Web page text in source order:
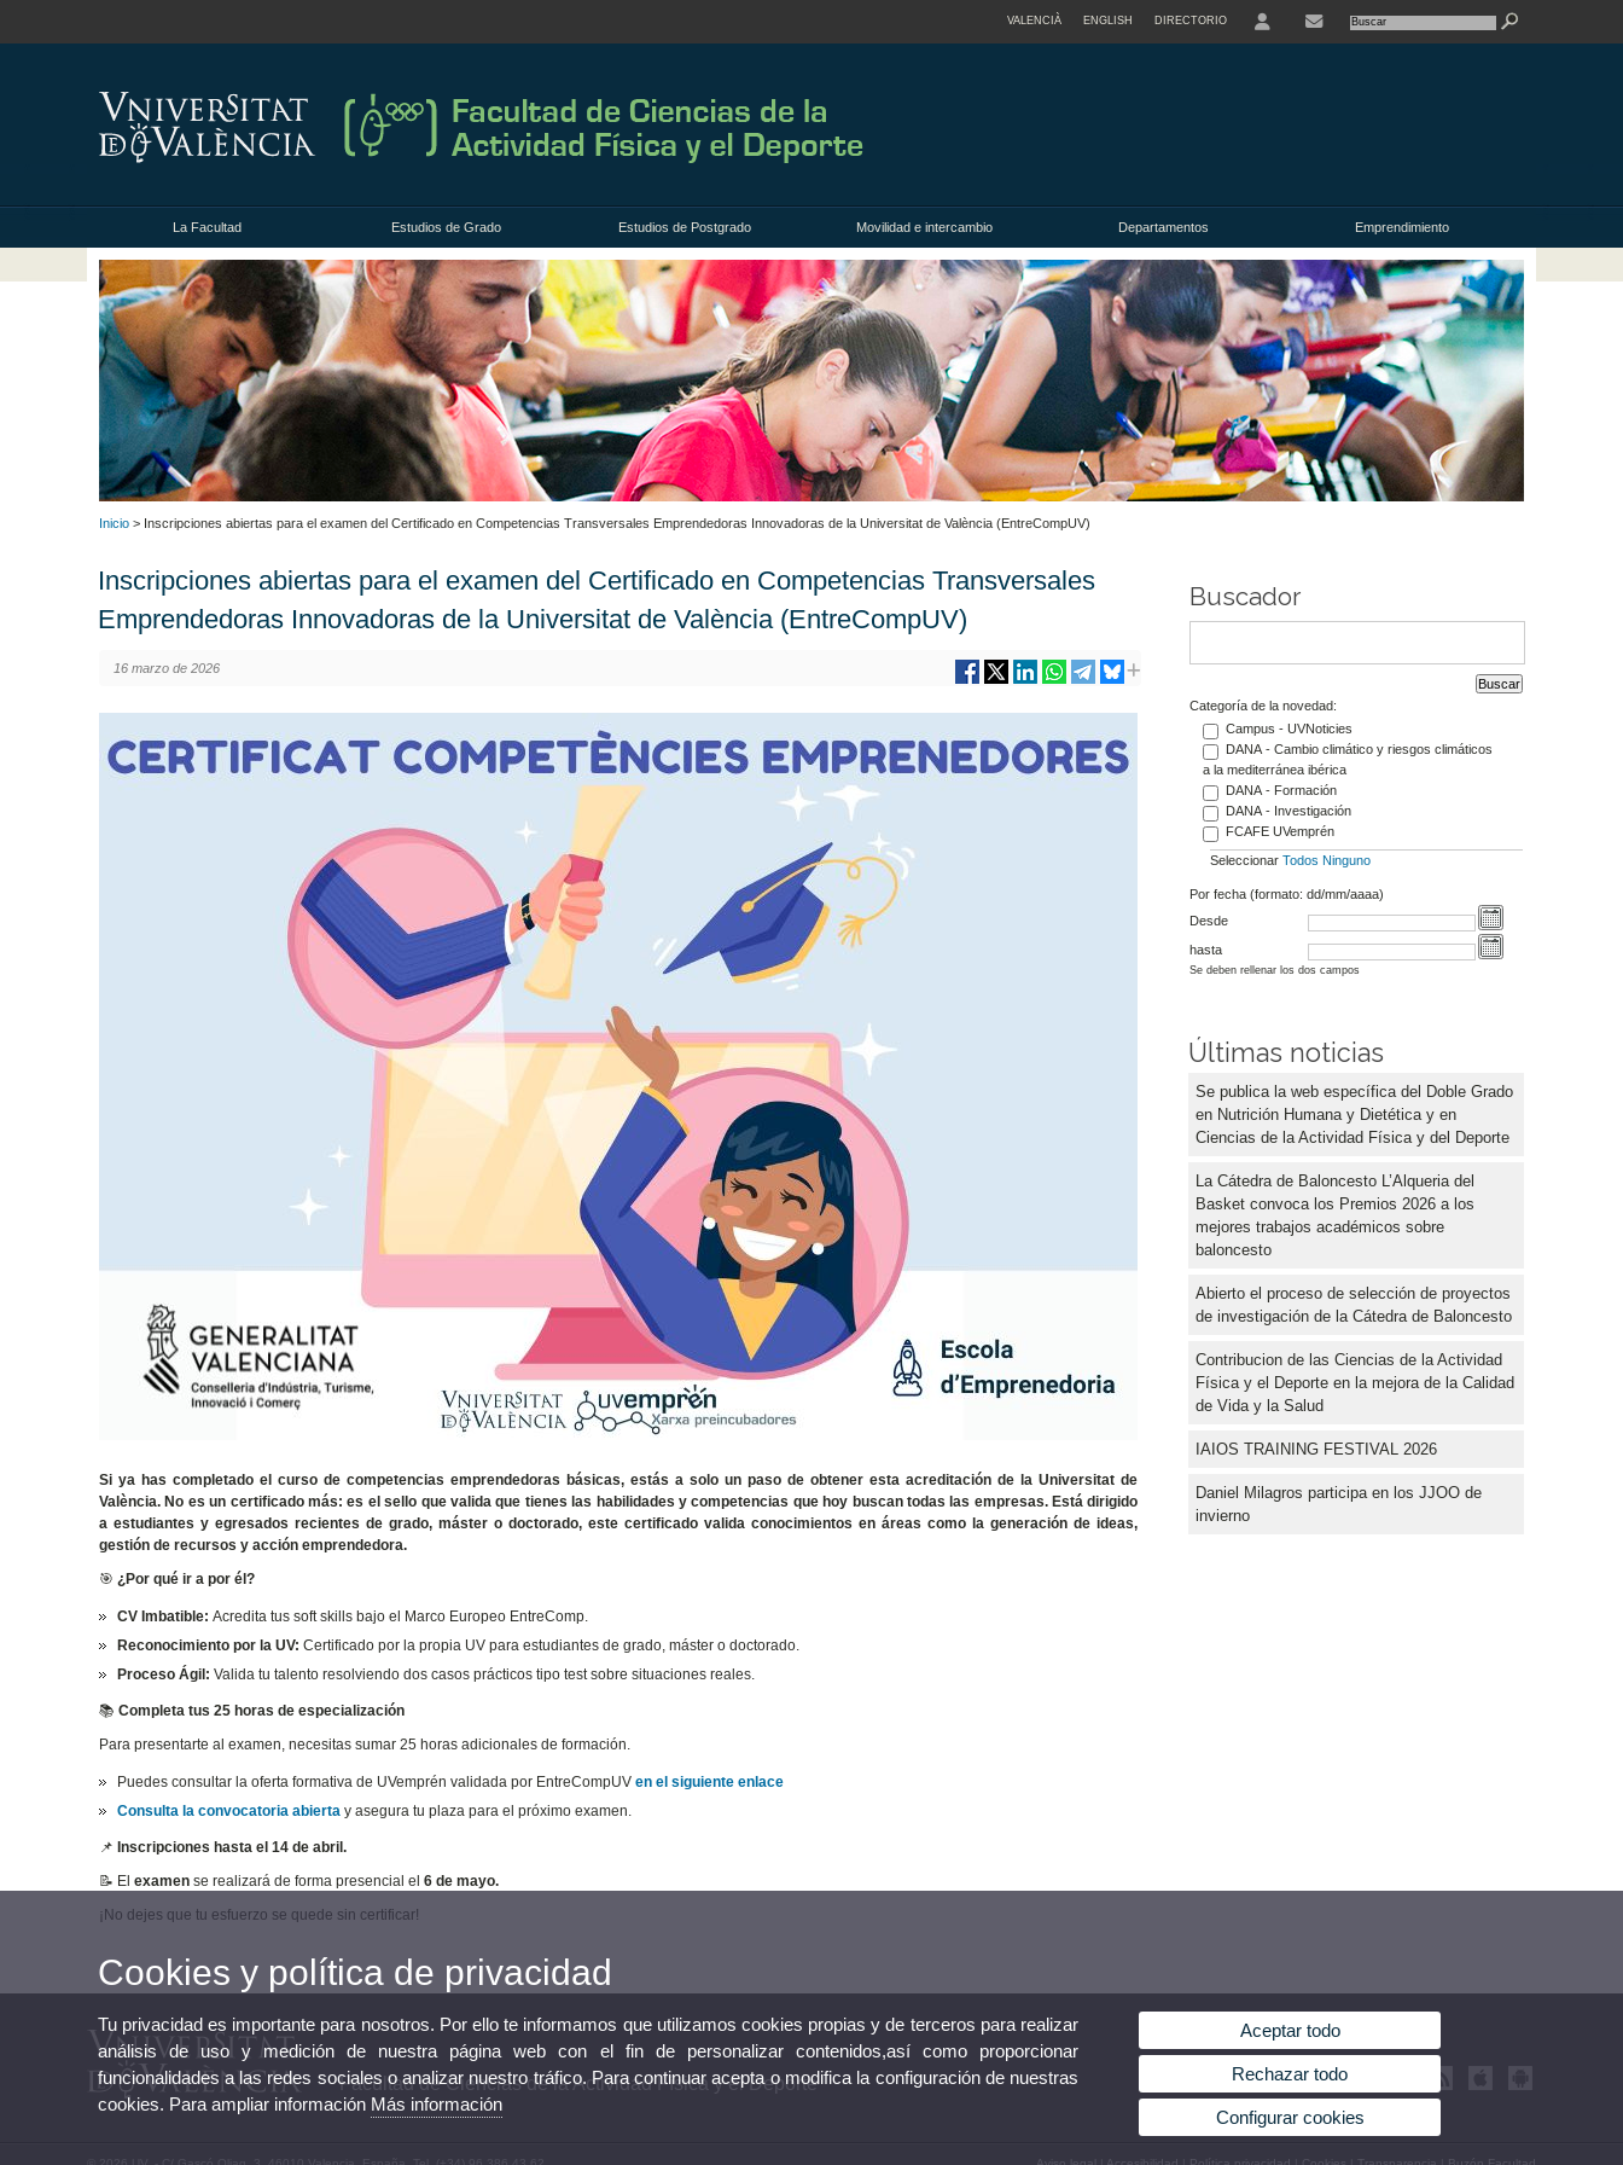
VALENCIÀ ENGLISH DIRECTORIO
La Facultad Estudios de Grado Estudios de Postgrado Movilidad e intercambio Departamentos Emprendimiento
Inicio > Inscripciones abiertas para el examen del Certificado en Competencias Transversales Emprendedoras Innovadoras de la Universitat de València (EntreCompUV)
Inscripciones abiertas para el examen del Certificado en Competencias Transversales
Emprendedoras Innovadoras de la Universitat de València (EntreCompUV)
16 marzo de 2026
Si ya has completado el curso de competencias emprendedoras básicas, estás a solo un paso de obtener esta acreditación de la Universitat de
València. No es un certificado más: es el sello que valida que tienes las habilidades y competencias que hoy buscan todas las empresas. Está dirigido
a estudiantes y egresados recientes de grado, máster o doctorado, este certificado valida conocimientos en áreas como la generación de ideas,
gestión de recursos y acción emprendedora.
🎯 ¿Por qué ir a por él?
CV Imbatible: Acredita tus soft skills bajo el Marco Europeo EntreComp.
Reconocimiento por la UV: Certificado por la propia UV para estudiantes de grado, máster o doctorado.
Proceso Ágil:Valida tu talento resolviendo dos casos prácticos tipo test sobre situaciones reales.
📚 Completa tus 25 horas de especialización
Para presentarte al examen, necesitas sumar 25 horas adicionales de formación.
Puedes consultar la oferta formativa de UVemprén validada por EntreCompUVen el siguiente enlace
Consulta la convocatoria abierta y asegura tu plaza para el próximo examen.
📌Inscripciones hasta el 14 de abril.
📝 Elexamense realizará de forma presencial el6 de mayo.
¡No dejes que tu esfuerzo se quede sin certificar!
Buscador
Categoría de la novedad:
Campus - UVNoticies
DANA - Cambio climático y riesgos climáticos
a la mediterránea ibérica
DANA - Formación
DANA - Investigación
FCAFE UVemprén
Seleccionar Todos Ninguno
Por fecha (formato: dd/mm/aaaa)
Desde
hasta
Se deben rellenar los dos campos
Últimas noticias
Se publica la web específica del Doble Grado
en Nutrición Humana y Dietética y en
Ciencias de la Actividad Física y del Deporte
La Cátedra de Baloncesto L’Alqueria del
Basket convoca los Premios 2026 a los
mejores trabajos académicos sobre
baloncesto
Abierto el proceso de selección de proyectos
de investigación de la Cátedra de Baloncesto
Contribucion de las Ciencias de la Actividad
Física y el Deporte en la mejora de la Calidad
de Vida y la Salud
IAIOS TRAINING FESTIVAL 2026
Daniel Milagros participa en los JJOO de
invierno
Facultad de Ciencias de la Actividad Física y el Deporte
Cookies y política de privacidad
Tu privacidad es importante para nosotros. Por ello te informamos que utilizamos cookies propias y de terceros para realizar
análisis de uso y medición de nuestra página web con el fin de personalizar contenidos,así como proporcionar
funcionalidades a las redes sociales o analizar nuestro tráfico. Para continuar acepta o modifica la configuración de nuestras
cookies. Para ampliar información Más información
Aceptar todo
Rechazar todo
Configurar cookies